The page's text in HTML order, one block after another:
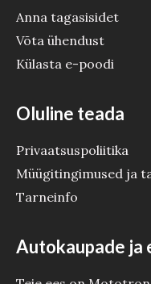
Anna tagasisidet
Võta ühendust
Külasta e-poodi
Oluline teada
Privaatsuspoliitika
Müügitingimused ja
Tarneinfo
Autokaupade ja